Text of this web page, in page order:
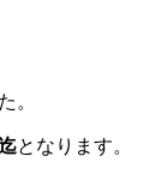
。
となります。